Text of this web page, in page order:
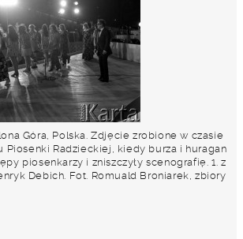
Góra, Polska. Zdjęcie zrobione w czasie
Piosenki Radzieckiej, kiedy burza i huragan
piosenkarzy i zniszczyły scenografię. 1. z
Debich. Fot. Romuald Broniarek, zbiory